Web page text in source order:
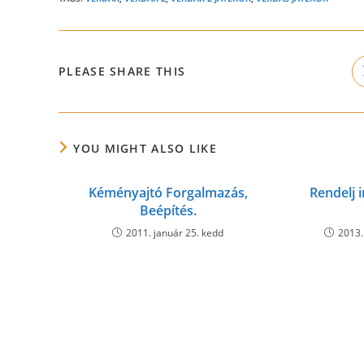
PLEASE SHARE THIS
YOU MIGHT ALSO LIKE
Kéményajtó Forgalmazás,
Beépítés.
2011. január 25. kedd
Rendelj